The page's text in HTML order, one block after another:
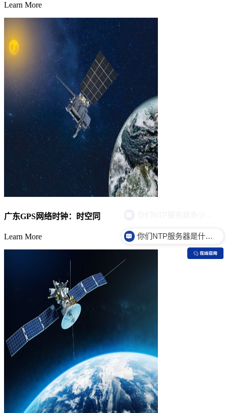
Learn More
广东GPS网络时钟：时空同
Learn More 你们NTP服务器是什么价格？